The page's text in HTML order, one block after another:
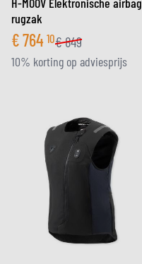
rugzak
€764 10€849
10% korting op adviesprijs